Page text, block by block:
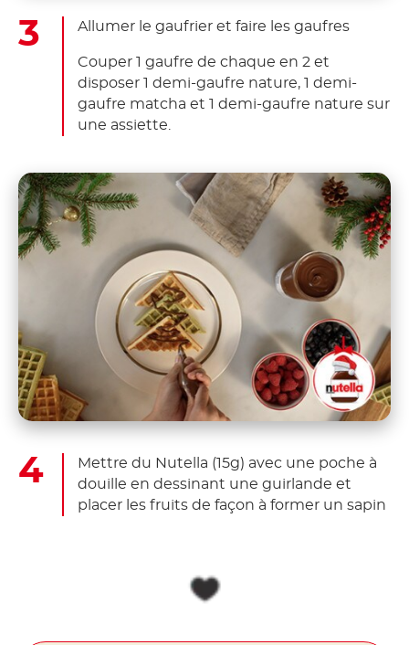
Allumer le gaufrier et faire les gaufres
Couper 1 gaufre de chaque en 2 et
disposer 1 demi-gaufre nature, 1 demi-
gaufre matcha et 1 demi-gaufre nature sur
une assiette.
Mettre du Nutella (15g) avec une poche à
douille en dessinant une guirlande et
placer les fruits de façon à former un sapin